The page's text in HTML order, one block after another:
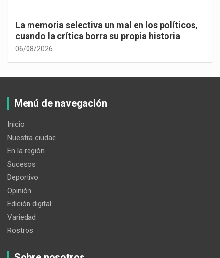
La memoria selectiva un mal en los políticos,
cuando la crítica borra su propia historia
06/08/2026
Menú de navegación
Inicio
Nuestra ciudad
En la región
Sucesos
Deportivo
Opinión
Edición digital
Variedad
Rostros